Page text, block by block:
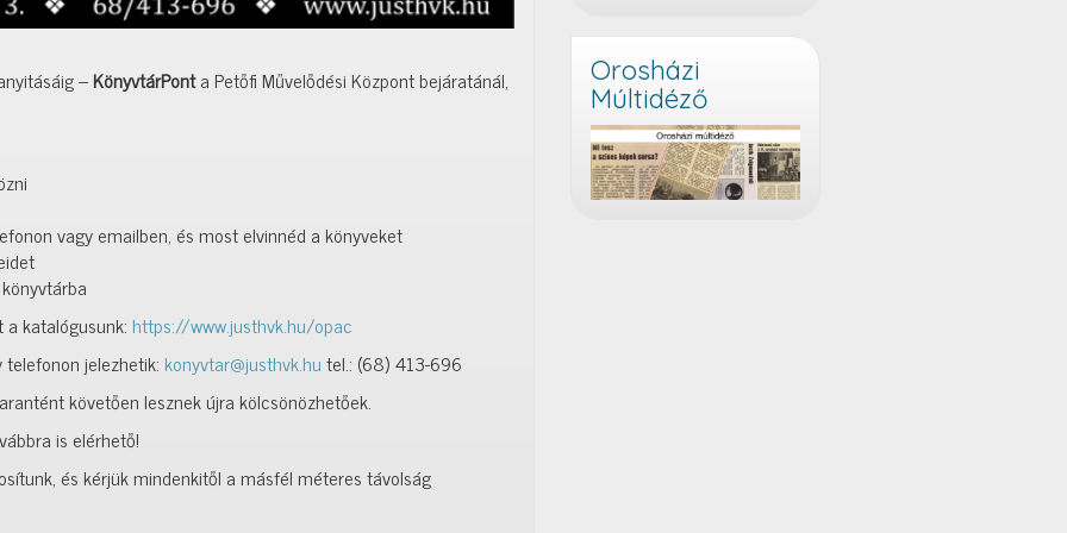
–KönyvtárPonta Petőfi Művelődési Központ bejáratánál,
vagy emailben, és most elvinnéd a könyveket
katalógusunk: https://www.justhvk.hu/opac
jelezhetik: konyvtar@justhvk.hutel.: (68) 413-696
követően lesznek újra kölcsönözhetőek.
is elérhető!
és kérjük mindenkitől a másfél méteres távolság
Orosházi
Múltidéző